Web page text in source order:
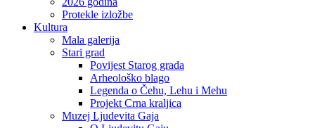
Protekle izložbe
Kultura
Mala galerija
Stari grad
Povijest Starog grada
Arheološko blago
Legenda o Čehu, Lehu i Mehu
Projekt Crna kraljica
Muzej Ljudevita Gaja